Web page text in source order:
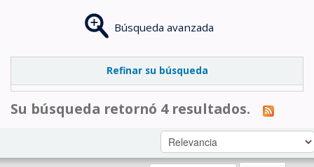
Búsqueda avanzada
Refinar su búsqueda
Su búsqueda retornó 4 resultados.